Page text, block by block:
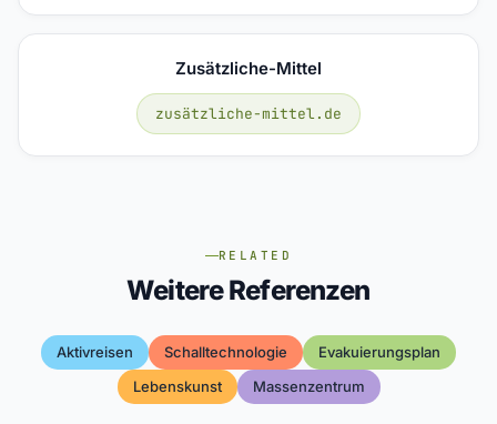
Zusätzliche-Mittel
zusätzliche-mittel.de
RELATED
Weitere Referenzen
Aktivreisen Schalltechnologie
Evakuierungsplan
Lebenskunst
Massenzentrum